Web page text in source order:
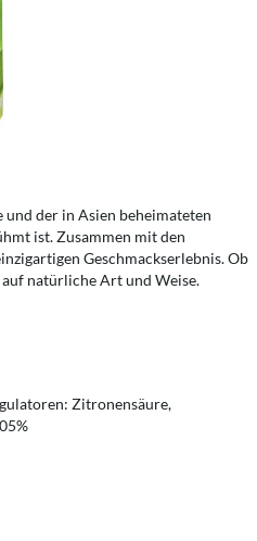
der in Asien beheimateten
ist. Zusammen mit den
Geschmackserlebnis. Ob
natürliche Art und Weise.
Zitronensäure,